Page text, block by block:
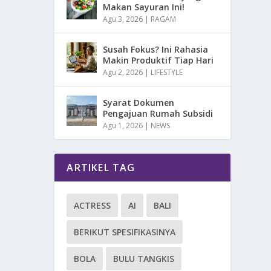
Makan Sayuran Ini!
Agu 3, 2026 | RAGAM
Susah Fokus? Ini Rahasia
Makin Produktif Tiap Hari
Agu 2, 2026 | LIFESTYLE
Syarat Dokumen
Pengajuan Rumah Subsidi
Agu 1, 2026 | NEWS
ARTIKEL TAG
ACTRESS AI BALI
BERIKUT SPESIFIKASINYA
BOLA BULU TANGKIS